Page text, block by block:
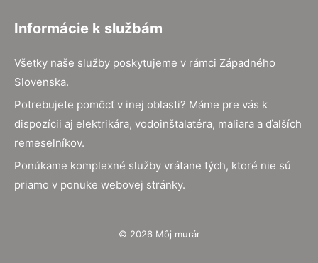
Informácie k službám
Všetky naše služby poskytujeme v rámci Západného
Slovenska.
Potrebujete pomôcť v inej oblasti? Máme pre vás k
dispozícii aj elektrikára, vodoinštalatéra, maliara a ďalších
remeselníkov.
Ponúkame komplexné služby vrátane tých, ktoré nie sú
priamo v ponuke webovej stránky.
© 2026 Môj murár